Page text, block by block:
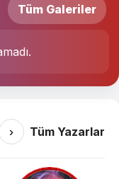
Tüm Galeriler
› Tüm Yazarlar